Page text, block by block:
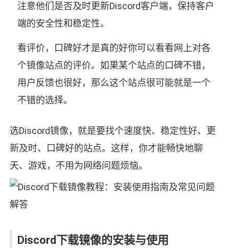
注意他们是否及时更新Discord客户端，保持客户
端的安全性和稳定性。
看评价，口碑好才是真的好你可以看看网上对各
个镜像站点的评价。如果某个站点的口碑不错，
用户反馈也很好，那么这个站点很可能就是一个
不错的选择。
选Discord镜像，就是要找个速度快、稳定性好、更
新及时、口碑好的站点。这样，你才能畅快地聊
天、游戏，不用为网络问题烦恼。
Discord下载镜像的安装与使用